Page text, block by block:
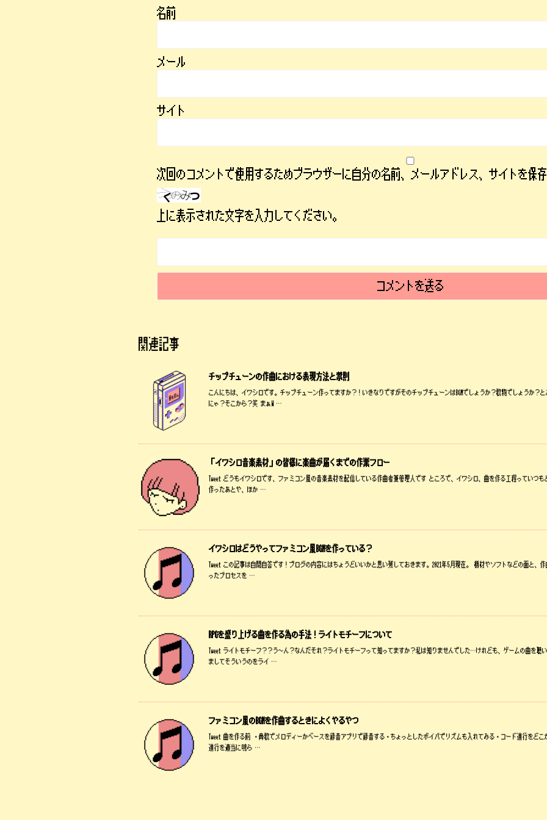
名前
メール
サイト
次回のコメントで使用するためブラウザーに自分の名前、メールアドレス、サイトを保
上に表示された文字を入力してください。
関連記事
チップチューンの作曲における表現方法と禁則
こんにちは、イワシロです。チップチューン作ってますか？！いきなりですがそのチップチューンはBGMでしょうか？歌物でしょうか？
にゃ？そこから？笑 まぁW …
「イワシロ音楽素材」の皆様に楽曲が届くまでの作業フロー
Tweet どうもイワシロです、ファミコン風の音楽素材を配信している作曲者兼管理人です ところで、イワシロ、曲を作る工程っていつ
作ったあとや、ほか …
イワシロはどうやってファミコン風BGMを作っている？
Tweet この記事は自問自答です！ブログの内容にはちょうどいいかと思い残しておきます。2021年5月現在。 機材やソフトなどの面と、
ったプロセスを …
RPGを盛り上げる曲を作る為の手法！ライトモチーフについて
Tweet ライトモチーフ？？う～ん？なんだそれ？ライトモチーフって知ってますか？私は知りませんでした…けれども、ゲームの曲を聴
ましてそういうのをライ …
ファミコン風のBGMを作曲するときによくやるやつ
Tweet 曲を作る前 ・鼻歌でメロディーかベースを録音アプリで録音する・ちょっとしたボイパでリズムも入れてみる・コード進行をど
進行を適当に鳴ら …